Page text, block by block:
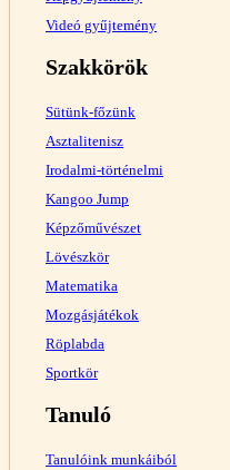
Videó gyűjtemény
Szakkörök
Sütünk-főzünk
Asztalitenisz
Irodalmi-történelmi
Kangoo Jump
Képzőművészet
Lövészkör
Matematika
Mozgásjátékok
Röplabda
Sportkör
Tanuló
Tanulóink munkáiból